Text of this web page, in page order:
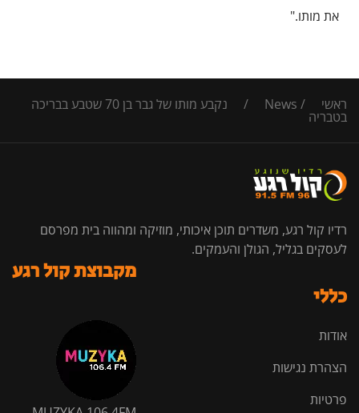
את מותו."
ראשי /
News
/ נקבע מותו של גבר בן 70 שטבע בבריכה
בטבריה
רדיו קול רגע, משדרים תוכן איכותי, מוזיקה ומהווה בית מפרסם
לעסקים בגליל, הגולן והעמקים.
כללי
אודות
הצהרת נגישות
פרטיות
מקבוצת קול רגע